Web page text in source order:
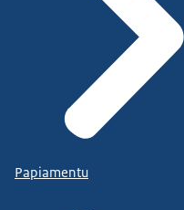
Papiamentu